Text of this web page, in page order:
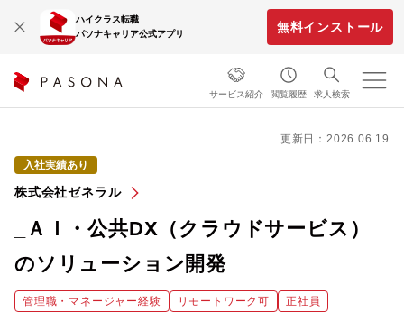
ハイクラス転職
パソナキャリア公式アプリ
無料インストール
サービス紹介 閲覧履歴 求人検索
更新日：2026.06.19
入社実績あり
株式会社ゼネラル
_ＡＩ・公共DX（クラウドサービス）
のソリューション開発
管理職・マネージャー経験 リモートワーク可 正社員